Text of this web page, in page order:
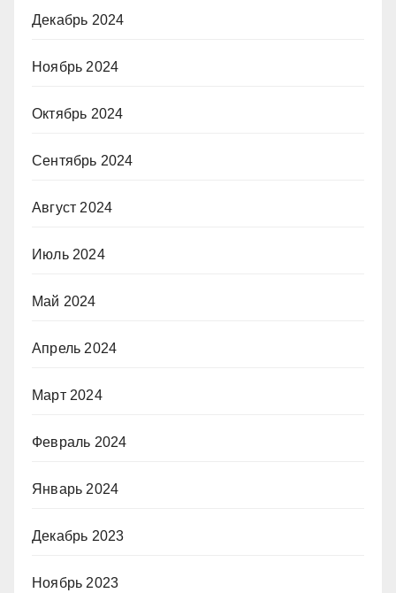
Декабрь 2024
Ноябрь 2024
Октябрь 2024
Сентябрь 2024
Август 2024
Июль 2024
Май 2024
Апрель 2024
Март 2024
Февраль 2024
Январь 2024
Декабрь 2023
Ноябрь 2023